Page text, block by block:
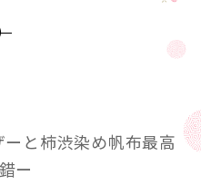
と柿渋染め帆布最高
ー